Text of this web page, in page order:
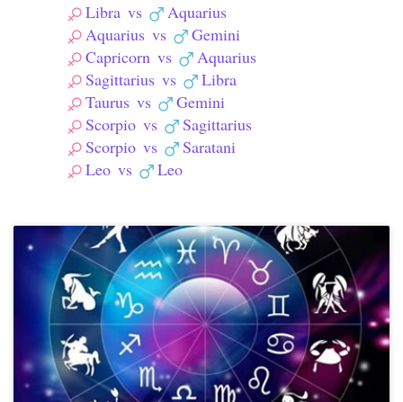
Libra vs
Aquarius
Aquarius vs
Gemini
Capricorn vs
Aquarius
Sagittarius vs
Libra
Taurus vs
Gemini
Scorpio vs
Sagittarius
Scorpio vs
Saratani
Leo vs Leo